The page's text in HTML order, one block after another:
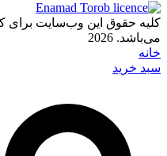
کلیه حقوق این وب‌سایت برای
می‌باشد. 2026
خانه
سبد خرید